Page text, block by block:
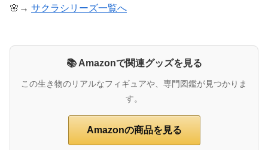
🌸→ サクラシリーズ一覧へ
📚 Amazonで関連グッズを見る
この生き物のリアルなフィギュアや、専門図鑑が見つかりま
す。
Amazonの商品を見る